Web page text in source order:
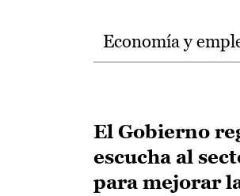
Temas
Economía y
El Gobierno
escucha al
para mejorar